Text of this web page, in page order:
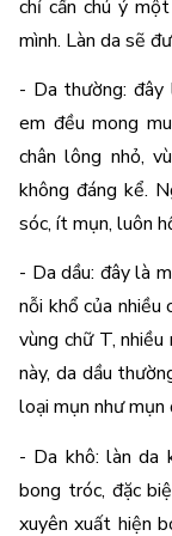
chỉ cần chú ý
mình. Làn da sẽ
- Da thường: đây
em đều mong
chân lông nhỏ,
không đáng kể.
sóc, ít mụn, luôn
- Da dầu: đây là
nỗi khổ của nhiều
vùng chữ T,
này, da dầu
loại mụn như mụn
- Da khô: làn da
bong tróc, đặc
xuyên xuất hiện